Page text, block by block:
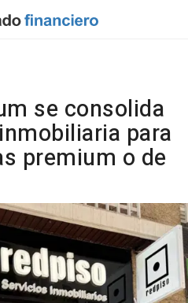
se consolida
para
premium o de